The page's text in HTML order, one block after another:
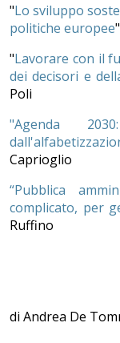
"Lo sviluppo
politiche europee
"Lavorare con il
dei decisori e
Poli
"Agenda
Caprioglio
“Pubblica
complicato, per
Ruffino
di Andrea De